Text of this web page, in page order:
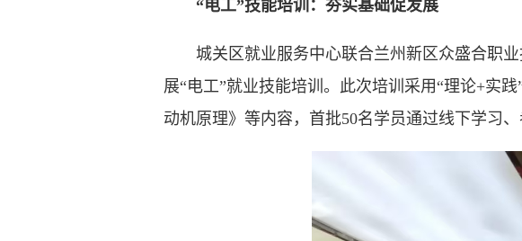
“电工”技能培训：夯实基础促发展
城关区就业服务中心联合兰州新区众盛合职业
展“电工”就业技能培训。此次培训采用“理论+实
动机原理》等内容，首批50名学员通过线下学